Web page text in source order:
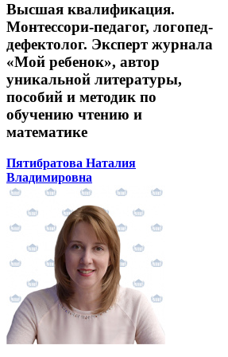
Высшая квалификация.
Монтессори-педагог, логопед-
дефектолог. Эксперт журнала
«Мой ребенок», автор
уникальной литературы,
пособий и методик по
обучению чтению и
математике
Пятибратова Наталия
Владимировна